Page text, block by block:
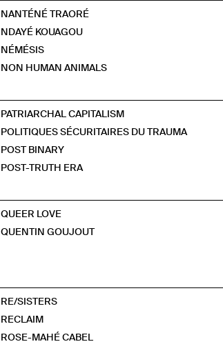
NANTÉNÉ TRAORÉ
NDAYÉ KOUAGOU
NÉMÉSIS
NON HUMAN ANIMALS
PATRIARCHAL CAPITALISM
POLITIQUES SÉCURITAIRES DU TRAUMA
POST BINARY
POST-TRUTH ERA
QUEER LOVE
QUENTIN GOUJOUT
RE/SISTERS
RECLAIM
ROSE-MAHÉ CABEL